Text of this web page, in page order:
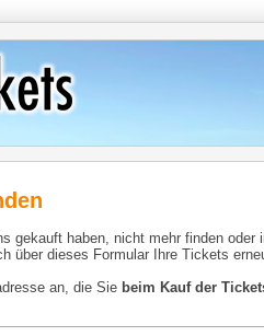
gekauft haben, nicht mehr finden oder
über dieses Formular Ihre Tickets
an, die Sie beim Kauf der